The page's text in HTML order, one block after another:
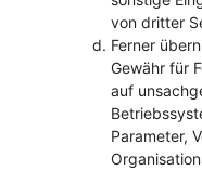
von dritter
Ferner
Gewähr für
auf
Parameter,